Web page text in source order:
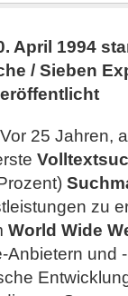
April 1994
/ Sieben
Vor 25 Jahren,
zu
World Wide
Anbietern und